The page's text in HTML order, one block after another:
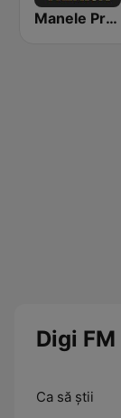
Manele Premium
Digi FM
Ca să știi